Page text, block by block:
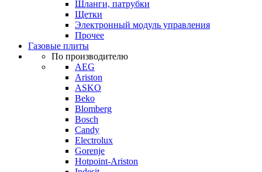
Шланги, патрубки
Щетки
Электронный модуль управления
Прочее
Газовые плиты
По производителю
AEG
Ariston
ASKO
Beko
Blomberg
Bosch
Candy
Electrolux
Gorenje
Hotpoint-Ariston